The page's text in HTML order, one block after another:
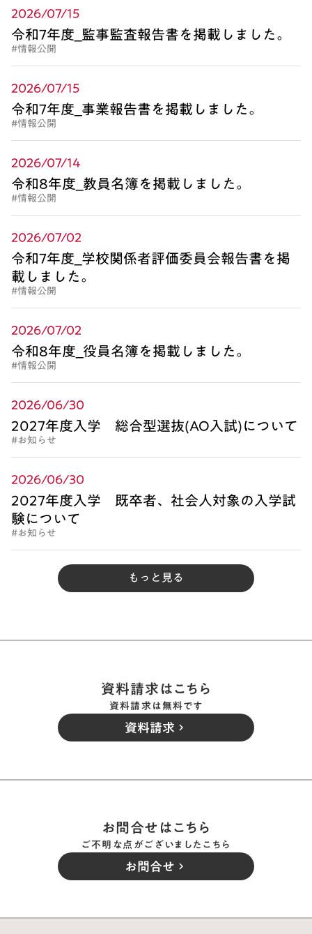
2026/07/15
令和7年度_監事監査報告書を掲載しました。
#情報公開
2026/07/15
令和7年度_事業報告書を掲載しました。
#情報公開
2026/07/14
令和8年度_教員名簿を掲載しました。
#情報公開
2026/07/02
令和7年度_学校関係者評価委員会報告書を掲
載しました。
#情報公開
2026/07/02
令和8年度_役員名簿を掲載しました。
#情報公開
2026/06/30
2027年度入学 総合型選抜(AO入試)について
#お知らせ
2026/06/30
2027年度入学 既卒者、社会人対象の入学試
験について
#お知らせ
もっと見る
資料請求はこちら
資料請求は無料です
資料請求 keyboard_arrow_right
お問合せはこちら
ご不明な点がございましたこちら
お問合せ keyboard_arrow_right